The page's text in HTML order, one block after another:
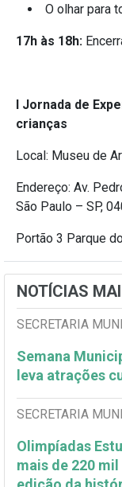
O olhar para
17h às 18h:
I Jornada de
crianças
Local: Museu de
Endereço: Av.
São Paulo – SP,
Portão 3 Parque
NOTÍCIAS
SECRETARIA
Semana
leva atrações
SECRETARIA
Olimpíadas
mais de 220